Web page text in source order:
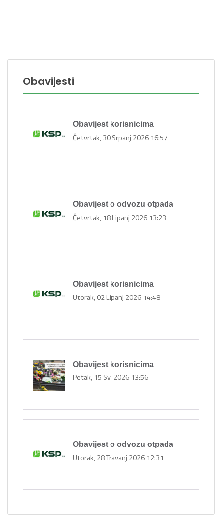
Obavijesti
Obavijest korisnicima
Četvrtak, 30 Srpanj 2026 16:57
Obavijest o odvozu otpada
Četvrtak, 18 Lipanj 2026 13:23
Obavijest korisnicima
Utorak, 02 Lipanj 2026 14:48
Obavijest korisnicima
Petak, 15 Svi 2026 13:56
Obavijest o odvozu otpada
Utorak, 28 Travanj 2026 12:31